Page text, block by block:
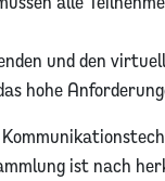
und den
hohe
ist nach